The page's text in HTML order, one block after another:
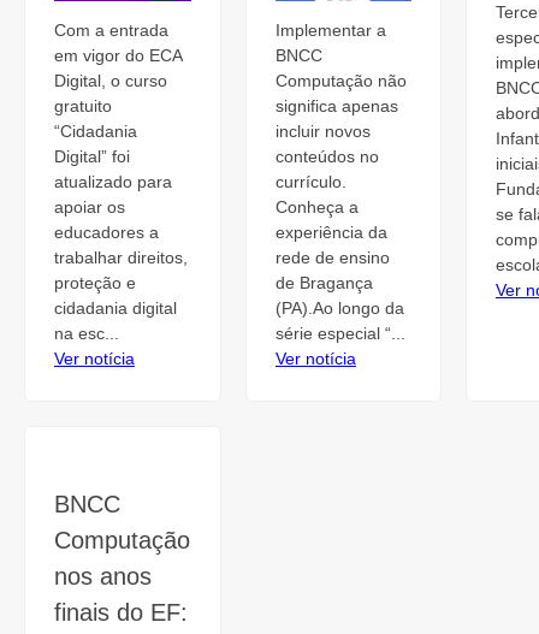
Com a entrada
em vigor do ECA
Digital, o curso
gratuito
“Cidadania
Digital” foi
atualizado para
apoiar os
educadores a
trabalhar direitos,
proteção e
cidadania digital
na esc...
Ver notícia
Implementar a
BNCC
Computação não
significa apenas
incluir novos
conteúdos no
currículo.
Conheça a
experiência da
rede de ensino
de Bragança
(PA).Ao longo da
série especial “...
Ver notícia
se
Ver
BNCC
Computação
nos anos
finais do EF: